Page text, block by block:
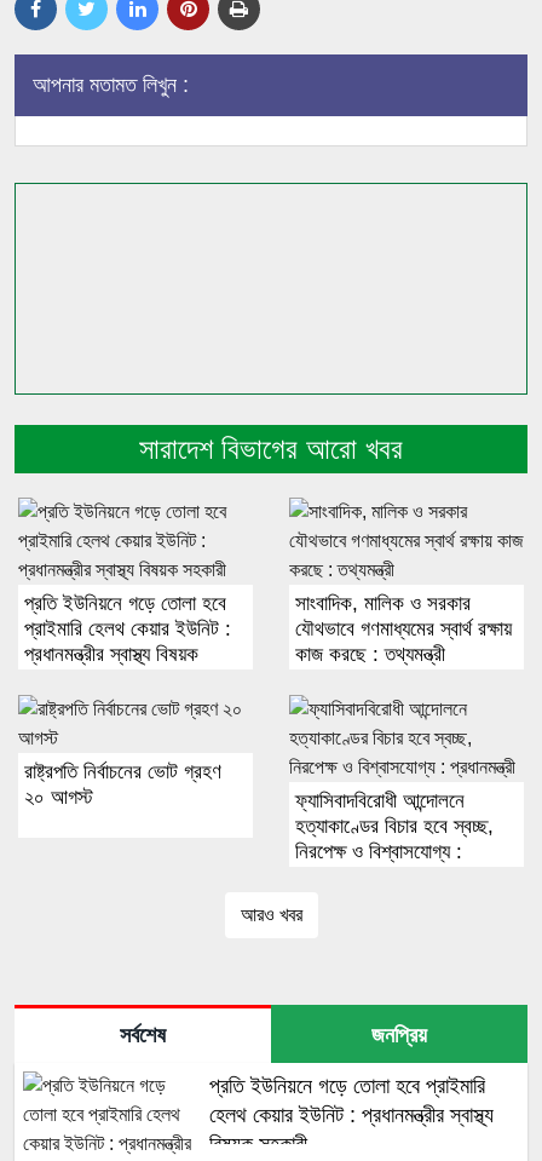
আপনার মতামত লিখুন :
সারাদেশ বিভাগের আরো খবর
প্রতি ইউনিয়নে গড়ে তোলা হবে
প্রাইমারি হেলথ কেয়ার ইউনিট :
প্রধানমন্ত্রীর স্বাস্থ্য বিষয়ক
সাংবাদিক, মালিক ও সরকার
যৌথভাবে গণমাধ্যমের স্বার্থ রক্ষায়
কাজ করছে : তথ্যমন্ত্রী
রাষ্ট্রপতি নির্বাচনের ভোট গ্রহণ
২০ আগস্ট
ফ্যাসিবাদবিরোধী আন্দোলনে
হত্যাকাণ্ডের বিচার হবে স্বচ্ছ,
নিরপেক্ষ ও বিশ্বাসযোগ্য :
আরও খবর
সর্বশেষ জনপ্রিয়
প্রতি ইউনিয়নে গড়ে তোলা হবে প্রাইমারি
হেলথ কেয়ার ইউনিট : প্রধানমন্ত্রীর স্বাস্থ্য
বিষয়ক সহকারী